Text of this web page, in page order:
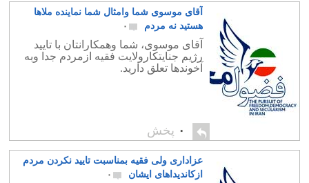
آقای موسوی شما وامثال شما نماینده ملاها
هستید نه مردم
۰
آقای موسوی، شما وهمکارانتان با تایید
رژیم جنایتکارولایت فقیه ازمردم جدا وبه
آخوندها تعلق دارید.
۰ پخش
عزاداری ولی فقیه بمناسبت تایید نکردن مردم
ازکاندیداهای ایشان
۰